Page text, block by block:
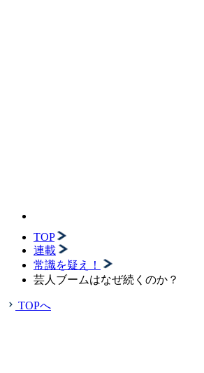
TOP
連載
常識を疑え！
芸人ブームはなぜ続くのか？
TOPへ